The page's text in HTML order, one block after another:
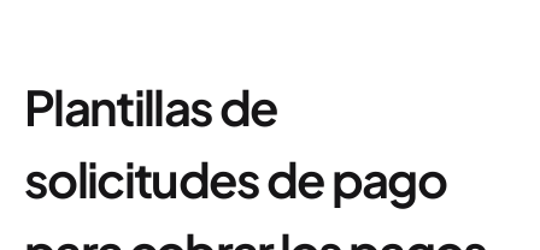
Plantillas de
solicitudes de pago